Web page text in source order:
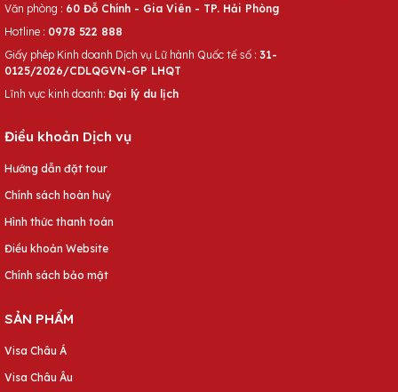
Văn phòng : 60 Đỗ Chính - Gia Viên - TP. Hải Phòng
Hotline : 0978 522 888
Giấy phép Kinh doanh Dịch vụ Lữ hành Quốc tế số : 31-
0125/2026/CDLQGVN-GP LHQT
Lĩnh vực kinh doanh: Đại lý du lịch
Điều khoản Dịch vụ
Hướng dẫn đặt tour
Chính sách hoàn huỷ
Hình thức thanh toán
Điều khoản Website
Chính sách bảo mật
SẢN PHẨM
Visa Châu Á
Visa Châu Âu